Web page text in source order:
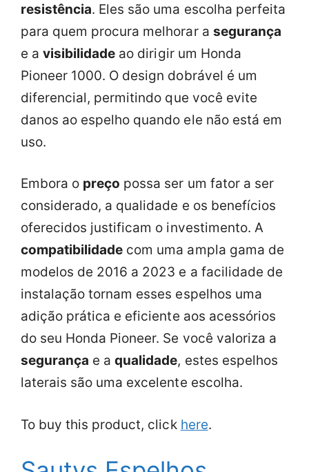
resistência. Eles são uma escolha perfeita
para quem procura melhorar a segurança
e avisibilidade ao dirigir um Honda
Pioneer 1000. O design dobrável é um
diferencial, permitindo que você evite
danos ao espelho quando ele não está em
uso.
Embora o preço possa ser um fator a ser
considerado, a qualidade e os benefícios
oferecidos justificam o investimento. A
compatibilidade com uma ampla gama de
modelos de 2016 a 2023 e a facilidade de
instalação tornam esses espelhos uma
adição prática e eficiente aos acessórios
do seu Honda Pioneer. Se você valoriza a
segurança e aqualidade, estes espelhos
laterais são uma excelente escolha.
To buy this product, click here.